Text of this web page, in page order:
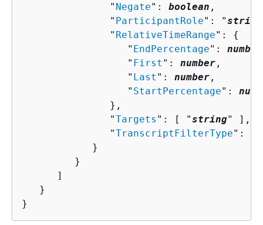
               "
Negate": boolean ,
               "
ParticipantRole": "string
               "
RelativeTimeRange": {
                  "
EndPercentage": number
                  "
First ": number ,
                  "
Last ": number ,
                  "
StartPercentage":
               },
               "
Targets ": [ "string" ],
               "
TranscriptFilterType": "
            }
         }
      ]
   }
}